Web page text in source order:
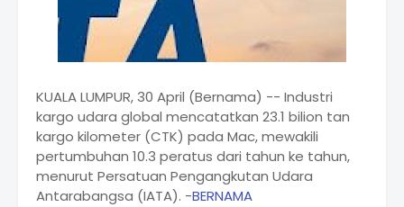
KUALA LUMPUR, 30 April (Bernama) -- Industri
kargo udara global mencatatkan 23.1 bilion tan
kargo kilometer (CTK) pada Mac, mewakili
pertumbuhan 10.3 peratus dari tahun ke tahun,
menurut Persatuan Pengangkutan Udara
Antarabangsa (IATA). -BERNAMA